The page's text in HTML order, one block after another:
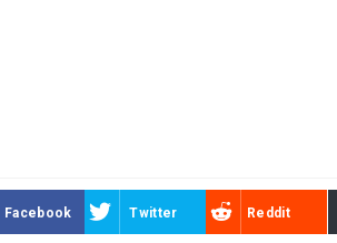
Facebook Twitter Reddit